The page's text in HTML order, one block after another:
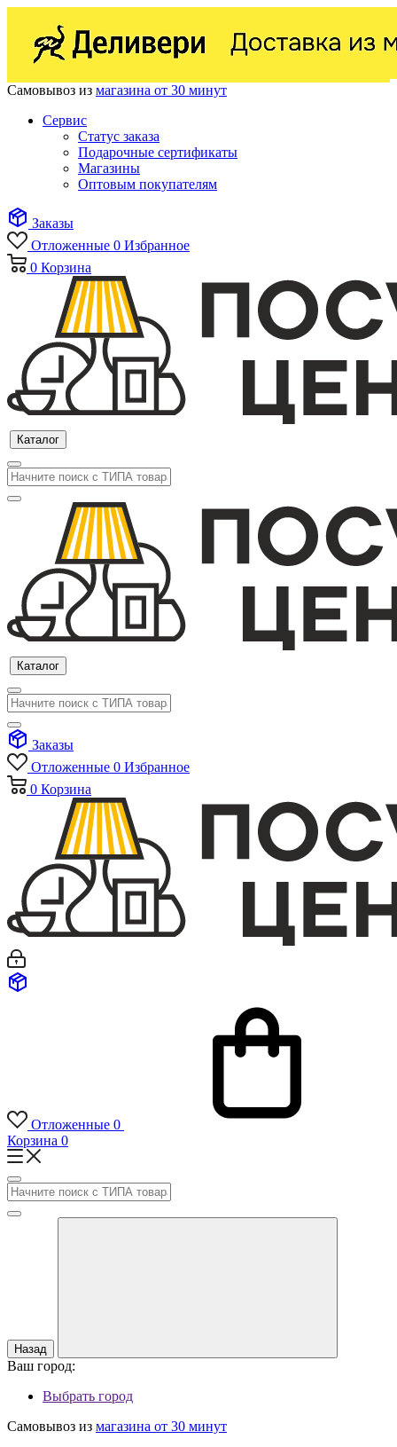
Самовывоз из магазина от 30 минут
Сервис
Статус заказа
Подарочные сертификаты
Магазины
Оптовым покупателям
Заказы
Отложенные 0 Избранное
0 Корзина
Каталог
Каталог
Заказы
Отложенные 0 Избранное
0 Корзина
Отложенные 0
Корзина 0
Назад
Ваш город:
Выбрать город
Самовывоз из магазина от 30 минут